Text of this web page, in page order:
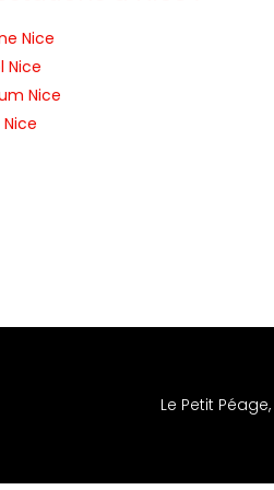
Nice
Nice
Nice
Le Petit Péage,